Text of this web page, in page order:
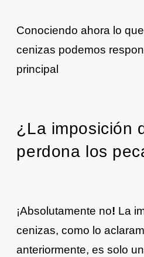
Conociendo ahora lo
cenizas podemos
principal
¿La imposición
perdona los
¡Absolutamente no! La
cenizas, como lo
anteriormente, es solo